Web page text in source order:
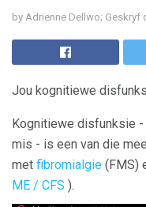
by Adrienne Dellwo; Geskryf
Jou kognitiewe
Kognitiewe disfunksie
mis - is een van die
met fibromialgie (FMS)
ME / CFS ).